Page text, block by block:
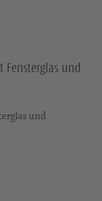
und
und